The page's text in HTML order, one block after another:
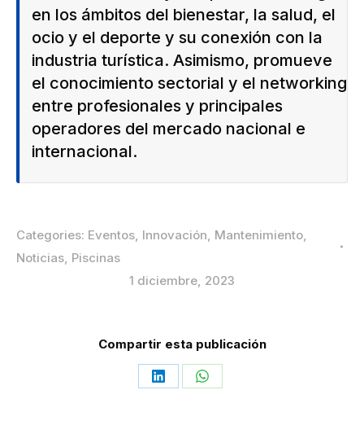
en los ámbitos del bienestar, la salud, el
ocio y el deporte y su conexión con la
industria turística. Asimismo, promueve
el conocimiento sectorial y el networking
entre profesionales y principales
operadores del mercado nacional e
internacional.
Categories: Eventos Innovación Mantenimiento
Noticias Piscinas
1 diciembre, 2023
Compartir esta publicación
Share Share